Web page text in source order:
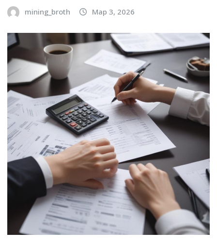
mining_broth Мар 3, 2026